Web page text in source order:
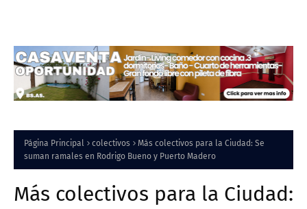
Página Principal colectivos
Más colectivos para la Ciudad: Se
suman ramales en Rodrigo Bueno y Puerto Madero
Más colectivos para la Ciudad: